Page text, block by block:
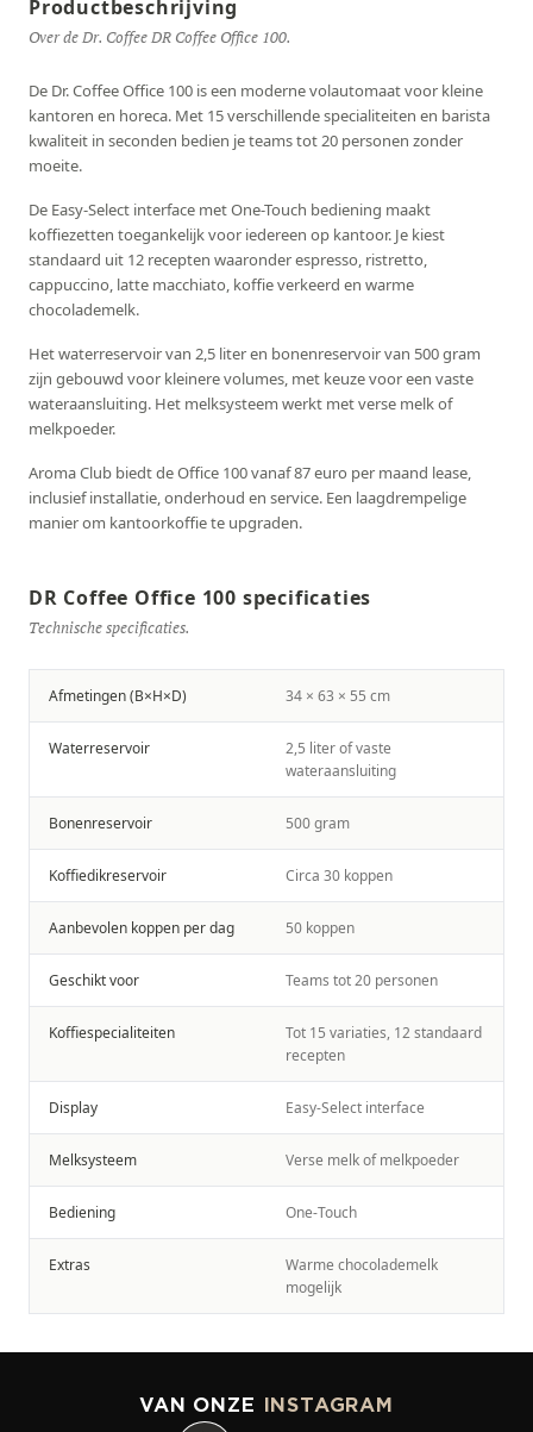
Productbeschrijving
Over de Dr. Coffee DR Coffee Office 100.
De Dr. Coffee Office 100 is een moderne volautomaat voor kleine
kantoren en horeca. Met 15 verschillende specialiteiten en barista
kwaliteit in seconden bedien je teams tot 20 personen zonder
moeite.
De Easy-Select interface met One-Touch bediening maakt
koffiezetten toegankelijk voor iedereen op kantoor. Je kiest
standaard uit 12 recepten waaronder espresso, ristretto,
cappuccino, latte macchiato, koffie verkeerd en warme
chocolademelk.
Het waterreservoir van 2,5 liter en bonenreservoir van 500 gram
zijn gebouwd voor kleinere volumes, met keuze voor een vaste
wateraansluiting. Het melksysteem werkt met verse melk of
melkpoeder.
Aroma Club biedt de Office 100 vanaf 87 euro per maand lease,
inclusief installatie, onderhoud en service. Een laagdrempelige
manier om kantoorkoffie te upgraden.
DR Coffee Office 100 specificaties
Technische specificaties.
Afmetingen (B×H×D) 34 × 63 × 55 cm
Waterreservoir
2,5 liter of vaste
wateraansluiting
Bonenreservoir 500 gram
Koffiedikreservoir Circa 30 koppen
Aanbevolen koppen per dag 50 koppen
Geschikt voor Teams tot 20 personen
Koffiespecialiteiten
Tot 15 variaties, 12 standaard
recepten
Display Easy-Select interface
Melksysteem Verse melk of melkpoeder
Bediening One-Touch
Extras
Warme chocolademelk
mogelijk
VAN ONZE INSTAGRAM